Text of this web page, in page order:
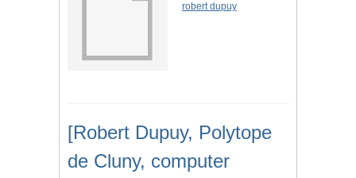
robert dupuy
[Robert Dupuy, Polytope
de Cluny, computer